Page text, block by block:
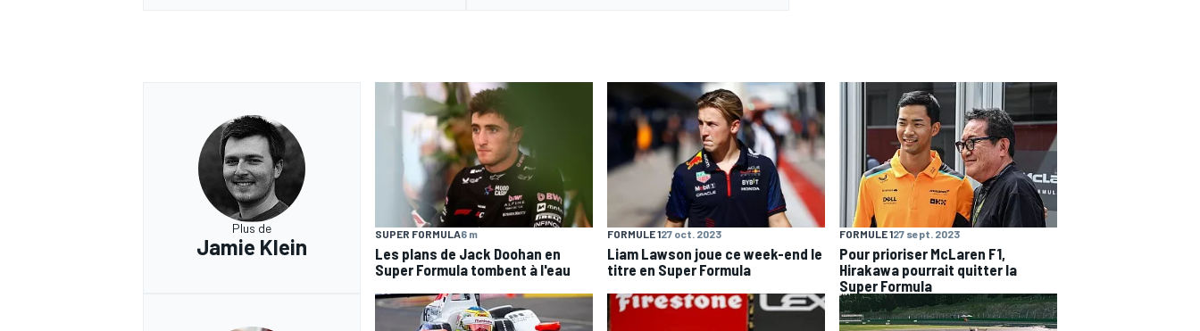
Plus de
Jamie Klein
SUPER FORMULA6 m
Les plans de Jack Doohan en
Super Formula tombent à l'eau
FORMULE 127 oct. 2023
Liam Lawson joue ce week-end le
titre en Super Formula
FORMULE 127 sept. 2023
Pour prioriser McLaren F1,
Hirakawa pourrait quitter la
Super Formula